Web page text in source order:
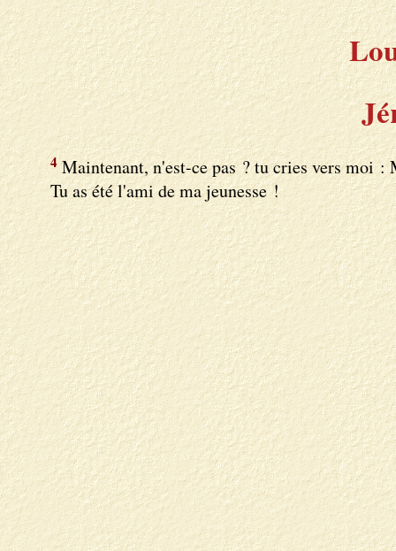
4Maintenant, n'est-ce pas ? tu cries vers moi :
Tu as été l'ami de ma jeunesse !